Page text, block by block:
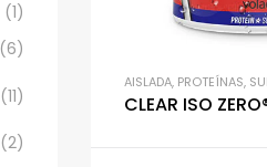
AISLADA, PROTEÍNAS,
CLEAR ISO
(1)
(6)
(11)
(2)